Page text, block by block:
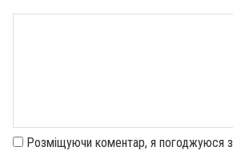
Розміщуючи коментар, я погоджуюся з